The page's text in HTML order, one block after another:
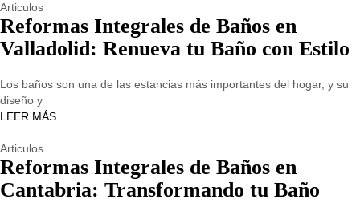
Articulos
Reformas Integrales de Baños en
Valladolid: Renueva tu Baño con Estilo
Los baños son una de las estancias más importantes del hogar, y su
diseño y
LEER MÁS
Articulos
Reformas Integrales de Baños en
Cantabria: Transformando tu Baño